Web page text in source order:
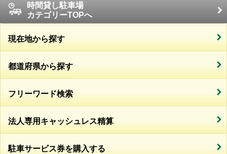
時間貸し駐車場
カテゴリーTOPへ
現在地から探す
都道府県から探す
フリーワード検索
法人専用キャッシュレス精算
駐車サービス券を購入する